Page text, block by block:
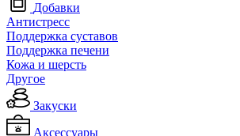
Добавки
Антистресс
Поддержка суставов
Поддержка печени
Кожа и шерсть
Другое
Закуски
Аксессуары